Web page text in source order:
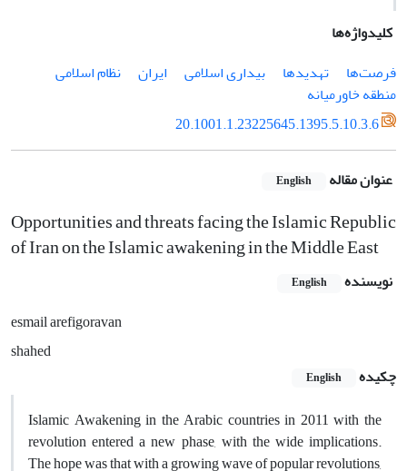
کلیدواژه‌ها
فرصت‌ها
تهدیدها بیداری اسلامی ایران
نظام اسلامی
منطقه خاورمیانه
20.1001.1.23225645.1395.5.10.3.6
عنوان مقاله English
Opportunities and threats facing the Islamic Republic
of Iran on the Islamic awakening in the Middle East
نویسنده English
esmail arefigoravan
shahed
چکیده
English
Islamic Awakening in the Arabic countries in 2011 with the
revolution entered a new phase, with the wide implications.
The hope was that with a growing wave of popular revolutions,